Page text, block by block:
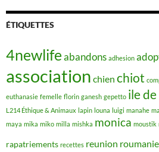
ÉTIQUETTES
4newlifeabandons adhesion
association chien chiot
euthanasie femelle florin ganesh gepetto ile
L214 Éthique & Animaux lapin louna luigi manahe
maya mika miko milla mishka monica moustik
rapatriements recettes reunion roumanie